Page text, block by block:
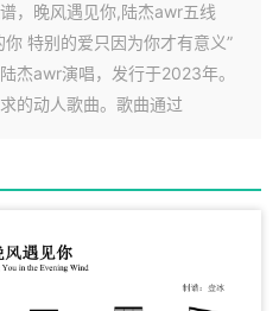
，晚风遇见你,陆杰awr五线
特别的爱只因为你才有意义”
杰awr演唱，发行于2023年。
的动人歌曲。歌曲通过